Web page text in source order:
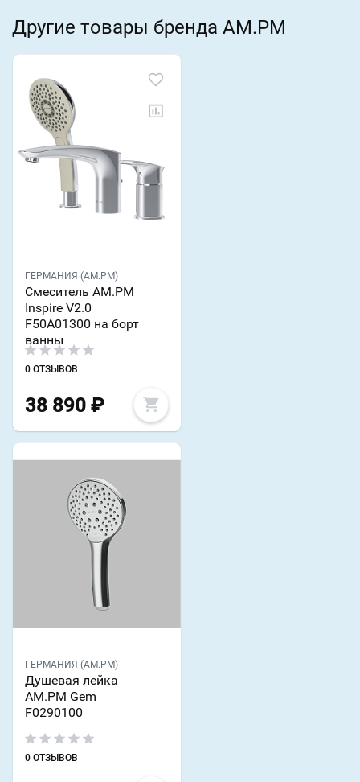
Другие товары бренда AM.PM
ГЕРМАНИЯ (AM.PM)
Смеситель AM.PM
Inspire V2.0
F50A01300 на борт
ванны
0 ОТЗЫВОВ
38 890 ₽
ГЕРМАНИЯ (AM.PM)
Душевая лейка
AM.PM Gem
F0290100
0 ОТЗЫВОВ